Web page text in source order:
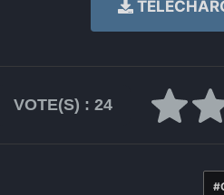
VOTE(S) : 24